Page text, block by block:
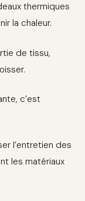
thermiques
la chaleur.
de tissu,
c’est
l’entretien des
les matériaux